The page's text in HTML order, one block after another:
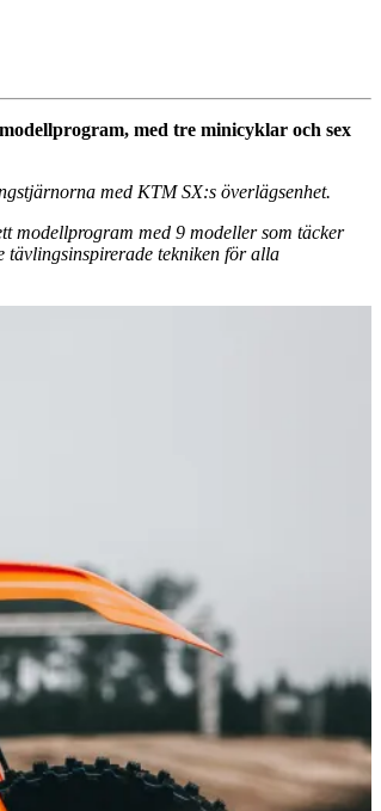
med tre minicyklar och sex
med KTM SX:s överlägsenhet.
modellprogram med 9 modeller som täcker
tekniken för alla